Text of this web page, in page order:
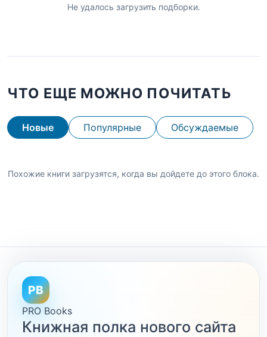
Не удалось загрузить подборки.
ЧТО ЕЩЕ МОЖНО ПОЧИТАТЬ
Новые Популярные Обсуждаемые
Похожие книги загрузятся, когда вы дойдете до этого блока.
PB
PRO Books
Книжная полка нового сайта